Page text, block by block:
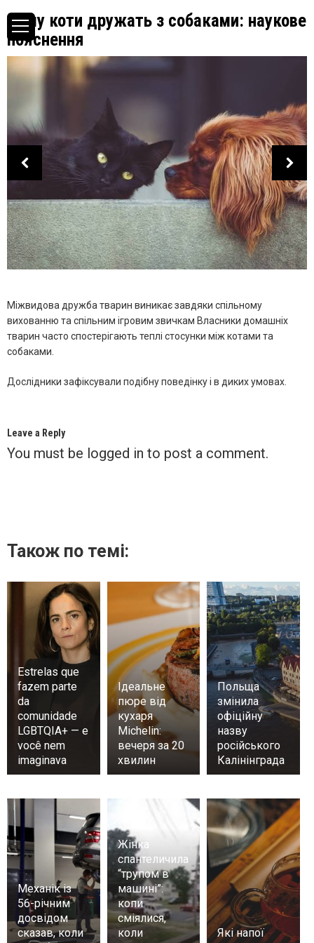
Чому коти дружать з собаками: наукове
пояснення
Міжвидова дружба тварин виникає завдяки спільному
вихованню та спільним ігровим звичкам Власники домашніх
тварин часто спостерігають теплі стосунки між котами та
собаками.
Дослідники зафіксували подібну поведінку і в диких умовах.
Leave a Reply
You must be logged in to post a comment.
Також по темі:
Estrelas que
fazem parte
da
comunidade
LGBTQIA+ — e
você nem
imaginava
Ідеальне
пюре від
кухаря
Michelin:
вечеря за 20
хвилин
Польща
змінила
офіційну
назву
російського
Калінінграда
Механік із
56-річним
досвідом
сказав, коли
Жінка
спантеличила
“трупом в
машині”:
копи
сміялися,
коли
Які напої